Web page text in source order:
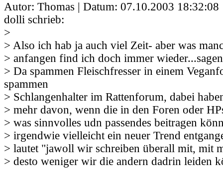
Autor: Thomas | Datum: 07.10.2003 18:32:08
dolli schrieb:
>
> Also ich hab ja auch viel Zeit- aber was
> anfangen find ich doch immer
> Da spammen Fleischfresser in einem
spammen
> Schlangenhalter im Rattenforum, dabei
> mehr davon, wenn die in den Foren oder
> was sinnvolles udn passendes beitragen
> irgendwie vielleicht ein neuer Trend
> lautet "jawoll wir schreiben überall mit, mit
> desto weniger wir die andern dadrin leiden